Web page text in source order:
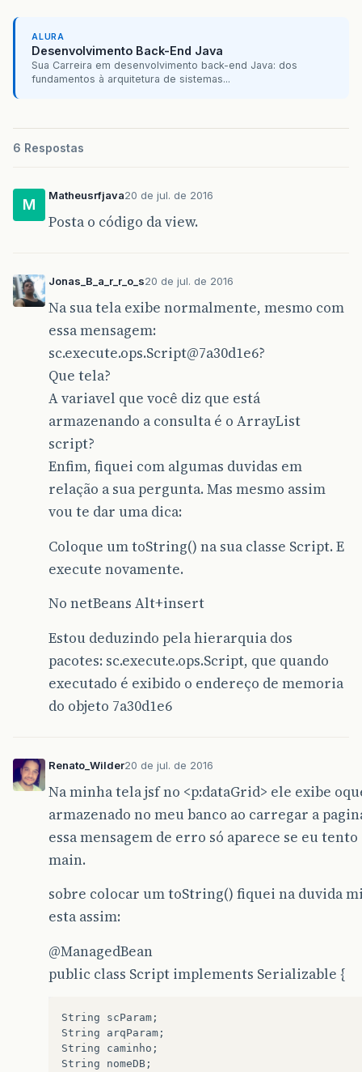
ALURA
Desenvolvimento Back-End Java
Sua Carreira em desenvolvimento back-end Java: dos
fundamentos à arquitetura de sistemas...
6 Respostas
M
Matheusrfjava20 de jul. de 2016
Posta o código da view.
Jonas_B_a_r_r_o_s20 de jul. de 2016
Na sua tela exibe normalmente, mesmo com
essa mensagem:
sc.execute.ops.Script@7a30d1e6?
Que tela?
A variavel que você diz que está
armazenando a consulta é o ArrayList
script?
Enfim, fiquei com algumas duvidas em
relação a sua pergunta. Mas mesmo assim
vou te dar uma dica:
Coloque um toString() na sua classe Script. E
execute novamente.
No netBeans Alt+insert
Estou deduzindo pela hierarquia dos
pacotes: sc.execute.ops.Script, que quando
executado é exibido o endereço de memoria
do objeto 7a30d1e6
Renato_Wilder20 de jul. de 2016
Na minha tela jsf no <p:dataGrid> ele exibe
armazenado no meu banco ao carregar a
essa mensagem de erro só aparece se eu
main.
sobre colocar um toString() fiquei na duvida
esta assim:
@ManagedBean
public class Script implements Serializable {
String scParam ;
String
arqParam ;
String
caminho ;
String
nomeDB ;